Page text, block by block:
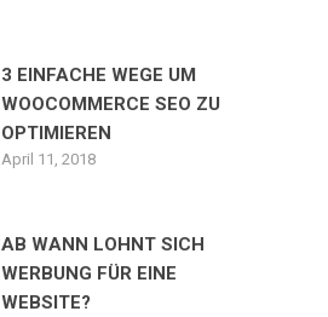
3 EINFACHE WEGE UM
WOOCOMMERCE SEO ZU
OPTIMIEREN
April 11, 2018
AB WANN LOHNT SICH
WERBUNG FÜR EINE
WEBSITE?